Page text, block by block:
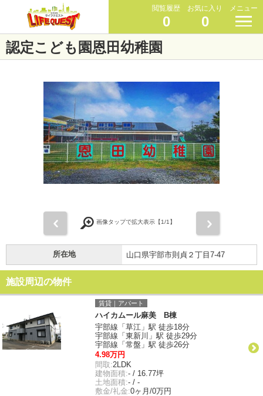
閲覧履歴
0
お気に入り
0
メニュー
認定こども園恩田幼稚園
画像タップで拡大表示【1/1】
所在地 山口県宇部市則貞２丁目7-47
施設周辺の物件
賃貸｜アパート
ハイカムール麻美 B棟
宇部線「草江」駅 徒歩18分
宇部線「東新川」駅 徒歩29分
宇部線「常盤」駅 徒歩26分
4.98万円
間取:2LDK
建物面積:- / 16.77坪
土地面積:- / -
敷金/礼金:0ヶ月/0万円